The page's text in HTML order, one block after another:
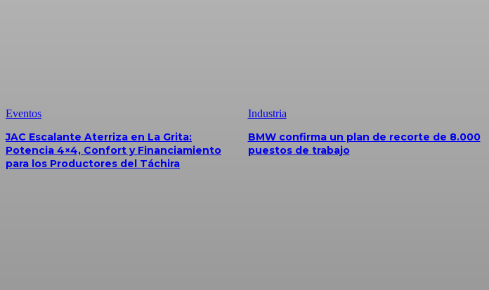
Eventos
JAC Escalante Aterriza en La Grita:
Potencia 4×4, Confort y Financiamiento
para los Productores del Táchira
Industria
BMW confirma un plan de recorte de 8.000
puestos de trabajo